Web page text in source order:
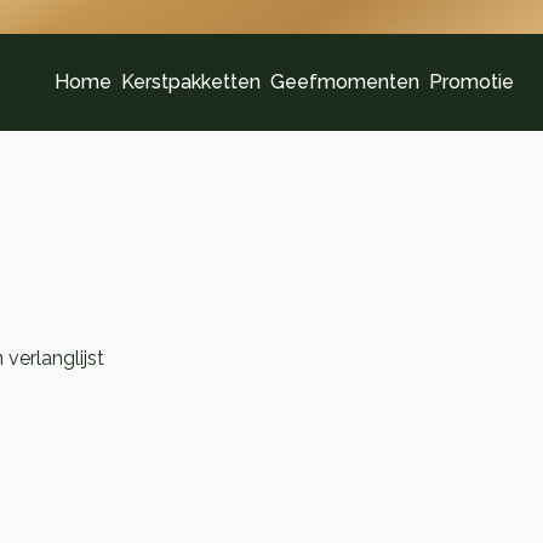
Home Kerstpakketten Geefmomenten Promotie
verlanglijst